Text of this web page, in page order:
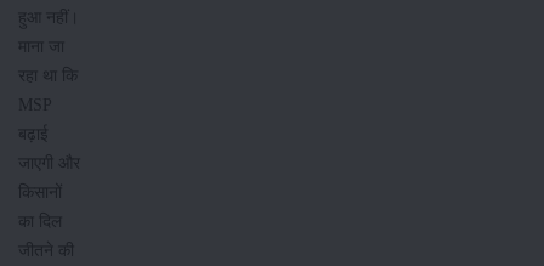
हुआ नहीं।
माना जा
रहा था कि
MSP
बढ़ाई
जाएगी और
किसानों
का दिल
जीतने की